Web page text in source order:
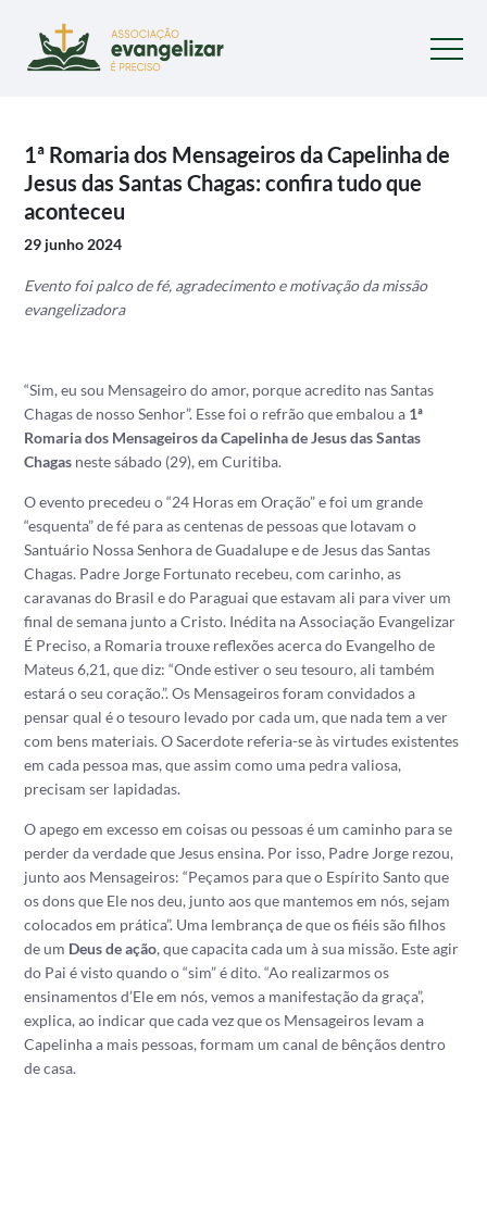
1ª Romaria dos Mensageiros da Capelinha de
Jesus das Santas Chagas: confira tudo que
aconteceu
29 junho 2024
Evento foi palco de fé, agradecimento e motivação da missão
evangelizadora
“Sim, eu sou Mensageiro do amor, porque acredito nas Santas
Chagas de nosso Senhor”. Esse foi o refrão que embalou a 1ª
Romaria dos Mensageiros da Capelinha de Jesus das Santas
Chagas neste sábado (29), em Curitiba.
O evento precedeu o “24 Horas em Oração” e foi um grande
“esquenta” de fé para as centenas de pessoas que lotavam o
Santuário Nossa Senhora de Guadalupe e de Jesus das Santas
Chagas. Padre Jorge Fortunato recebeu, com carinho, as
caravanas do Brasil e do Paraguai que estavam ali para viver um
final de semana junto a Cristo. Inédita na Associação Evangelizar
É Preciso, a Romaria trouxe reflexões acerca do Evangelho de
Mateus 6,21, que diz: “Onde estiver o seu tesouro, ali também
estará o seu coração.”. Os Mensageiros foram convidados a
pensar qual é o tesouro levado por cada um, que nada tem a ver
com bens materiais. O Sacerdote referia-se às virtudes existentes
em cada pessoa mas, que assim como uma pedra valiosa,
precisam ser lapidadas.
O apego em excesso em coisas ou pessoas é um caminho para se
perder da verdade que Jesus ensina. Por isso, Padre Jorge rezou,
junto aos Mensageiros: “Peçamos para que o Espírito Santo que
os dons que Ele nos deu, junto aos que mantemos em nós, sejam
colocados em prática”. Uma lembrança de que os fiéis são filhos
de um Deus de ação, que capacita cada um à sua missão. Este agir
do Pai é visto quando o “sim” é dito. “Ao realizarmos os
ensinamentos d’Ele em nós, vemos a manifestação da graça”,
explica, ao indicar que cada vez que os Mensageiros levam a
Capelinha a mais pessoas, formam um canal de bênçãos dentro
de casa.